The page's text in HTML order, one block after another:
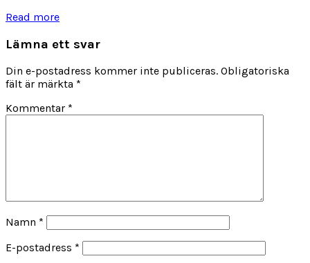
Read more
Lämna ett svar
Din e-postadress kommer inte publiceras. Obligatoriska
fält är märkta *
Kommentar *
Namn *
E-postadress *